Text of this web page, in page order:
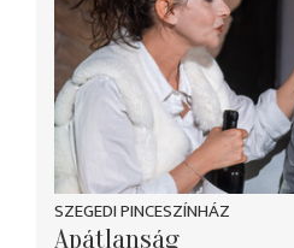
SZEGEDI PINCESZÍNHÁZ
Apátlanság